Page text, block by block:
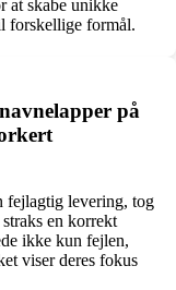
at skabe unikke
forskellige formål.
på
fejlagtig levering, tog
en korrekt
ikke kun fejlen,
viser deres fokus